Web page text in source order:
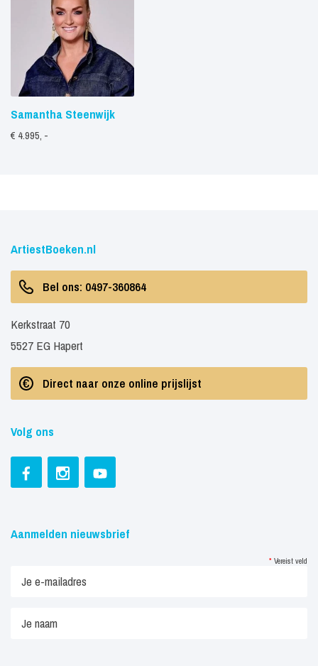
Samantha Steenwijk
€ 4.995, -
ArtiestBoeken.nl
Bel ons: 0497-360864
Kerkstraat 70
5527 EG Hapert
Direct naar onze online prijslijst
Volg ons
Aanmelden nieuwsbrief
* Vereist veld